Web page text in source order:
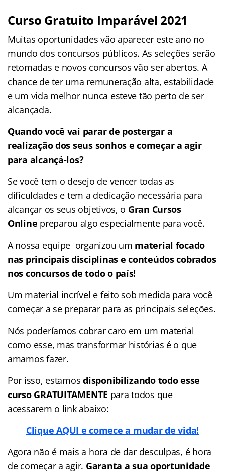
Curso Gratuito Imparável 2021
Muitas oportunidades vão aparecer este ano no
mundo dos concursos públicos. As seleções serão
retomadas e novos concursos vão ser abertos. A
chance de ter uma remuneração alta, estabilidade
e um vida melhor nunca esteve tão perto de ser
alcançada.
Quando você vai parar de postergar a
realização dos seus sonhos e começar a agir
para alcançá-los?
Se você tem o desejo de vencer todas as
dificuldades e tem a dedicação necessária para
alcançar os seus objetivos, o Gran Cursos
Online preparou algo especialmente para você.
A nossa equipe organizou um material focado
nas principais disciplinas e conteúdos cobrados
nos concursos de todo o país!
Um material incrível e feito sob medida para você
começar a se preparar para as principais seleções.
Nós poderíamos cobrar caro em um material
como esse, mas transformar histórias é o que
amamos fazer.
Por isso, estamos disponibilizando todo esse
curso GRATUITAMENTE para todos que
acessarem o link abaixo:
Clique AQUI e comece a mudar de vida!
Agora não é mais a hora de dar desculpas, é hora
de começar a agir. Garanta a sua oportunidade